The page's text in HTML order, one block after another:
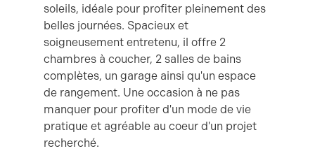
soleils, idéale pour profiter pleinement des
belles journées. Spacieux et
soigneusement entretenu, il offre 2
chambres à coucher, 2 salles de bains
complètes, un garage ainsi qu'un espace
de rangement. Une occasion à ne pas
manquer pour profiter d'un mode de vie
pratique et agréable au coeur d'un projet
recherché.